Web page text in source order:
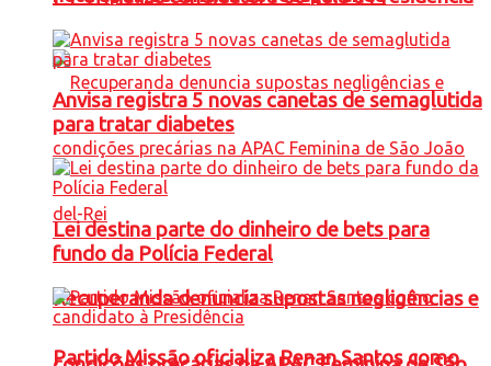
Recuperanda denuncia supostas negligências e
Anvisa registra 5 novas canetas de semaglutida
para tratar diabetes
Lei destina parte do dinheiro de bets para
fundo da Polícia Federal
Partido Missão oficializa Renan Santos como